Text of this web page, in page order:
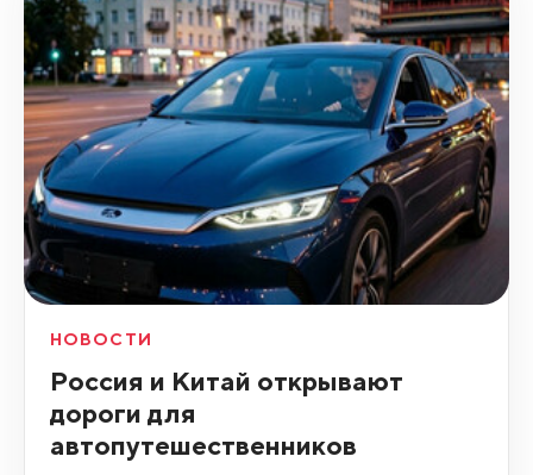
НОВОСТИ
Россия и Китай открывают
дороги для
автопутешественников